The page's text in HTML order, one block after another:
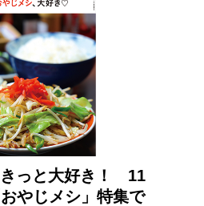
っと大好き！ 11
やじメシ」特集で